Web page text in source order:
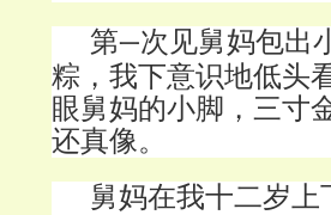
第一次见舅妈包出
粽，我下意识地低头
眼舅妈的小脚，三寸
还真像。
舅妈在我十二岁上